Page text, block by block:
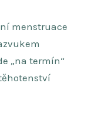
menstruace
„na termín“